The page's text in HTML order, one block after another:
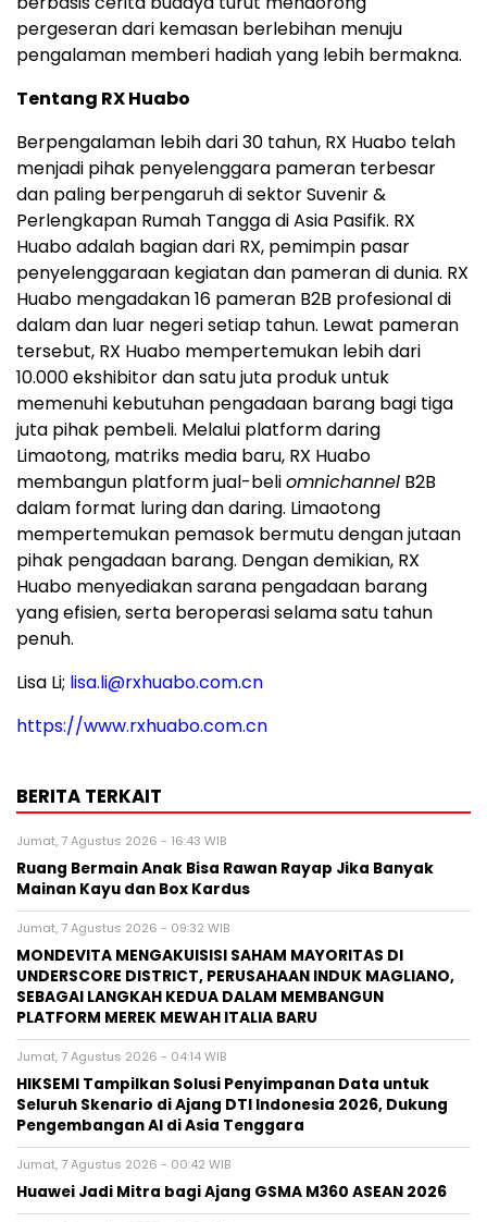
pergeseran dari kemasan berlebihan menuju
pengalaman memberi hadiah yang lebih bermakna.
Tentang RX Huabo
Berpengalaman lebih dari 30 tahun, RX Huabo telah
menjadi pihak penyelenggara pameran terbesar
dan paling berpengaruh di sektor Suvenir &
Perlengkapan Rumah Tangga di Asia Pasifik. RX
Huabo adalah bagian dari RX, pemimpin pasar
penyelenggaraan kegiatan dan pameran di dunia. RX
Huabo mengadakan 16 pameran B2B profesional di
dalam dan luar negeri setiap tahun. Lewat pameran
tersebut, RX Huabo mempertemukan lebih dari
10.000 ekshibitor dan satu juta produk untuk
memenuhi kebutuhan pengadaan barang bagi tiga
juta pihak pembeli. Melalui platform daring
Limaotong, matriks media baru, RX Huabo
membangun platform jual-beliomnichannel B2B
dalam format luring dan daring. Limaotong
mempertemukan pemasok bermutu dengan jutaan
pihak pengadaan barang. Dengan demikian, RX
Huabo menyediakan sarana pengadaan barang
yang efisien, serta beroperasi selama satu tahun
penuh.
Lisa Li; lisa.li@rxhuabo.com.cn
https://www.rxhuabo.com.cn
BERITA TERKAIT
Jumat, 7 Agustus 2026 - 16:43 WIB
Ruang Bermain Anak Bisa Rawan Rayap Jika Banyak
Mainan Kayu dan Box Kardus
Jumat, 7 Agustus 2026 - 09:32 WIB
MONDEVITA MENGAKUISISI SAHAM MAYORITAS DI
UNDERSCORE DISTRICT, PERUSAHAAN INDUK MAGLIANO,
SEBAGAI LANGKAH KEDUA DALAM MEMBANGUN
PLATFORM MEREK MEWAH ITALIA BARU
Jumat, 7 Agustus 2026 - 04:14 WIB
HIKSEMI Tampilkan Solusi Penyimpanan Data untuk
Seluruh Skenario di Ajang DTI Indonesia 2026, Dukung
Pengembangan AI di Asia Tenggara
Jumat, 7 Agustus 2026 - 00:42 WIB
Huawei Jadi Mitra bagi Ajang GSMA M360 ASEAN 2026